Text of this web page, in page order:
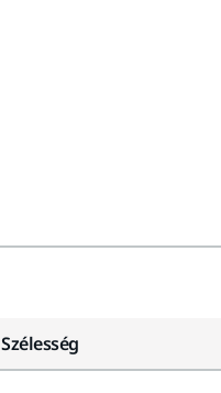
Szélesség